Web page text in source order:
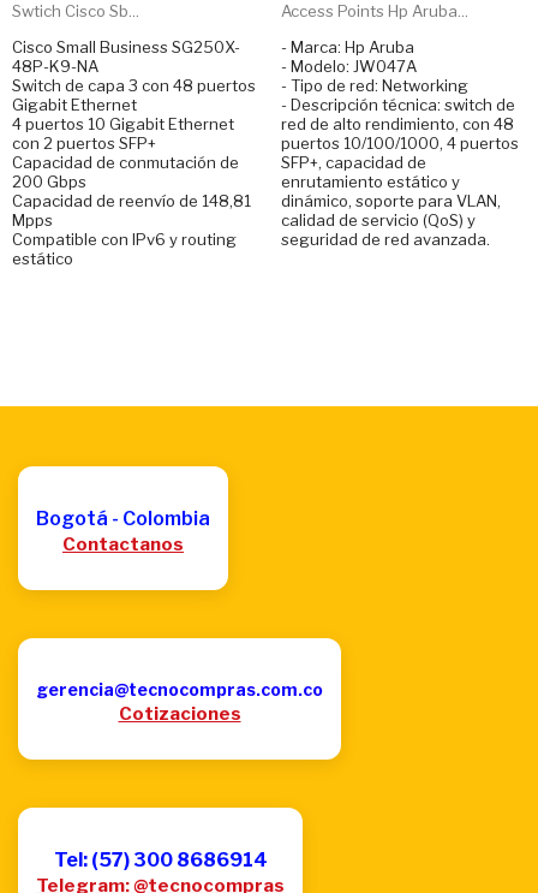
Swtich Cisco Sb...
Cisco Small Business SG250X-
48P-K9-NA
Switch de capa 3 con 48 puertos
Gigabit Ethernet
4 puertos 10 Gigabit Ethernet
con 2 puertos SFP+
Capacidad de conmutación de
200 Gbps
Capacidad de reenvío de 148,81
Mpps
Compatible con IPv6 y routing
estático
Access Points Hp Aruba...
- Marca: Hp Aruba
- Modelo: JW047A
- Tipo de red: Networking
- Descripción técnica: switch de
red de alto rendimiento, con 48
puertos 10/100/1000, 4 puertos
SFP+, capacidad de
enrutamiento estático y
dinámico, soporte para VLAN,
calidad de servicio (QoS) y
seguridad de red avanzada.
Bogotá - Colombia
Contactanos
gerencia@tecnocompras.com.co
Cotizaciones
Tel: (57) 300 8686914
Telegram: @tecnocompras